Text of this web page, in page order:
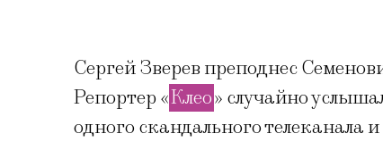
Сергей Зверев преподнес
Репортер «Клео» случайно
одного скандального телеканала